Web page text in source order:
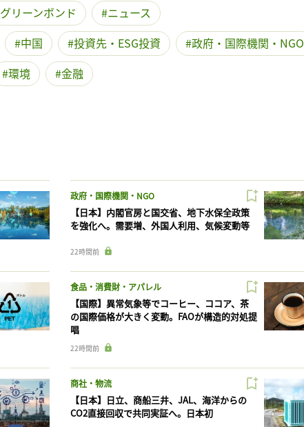
グリーンボンド
ニュース
中国 投資先・ESG投資
政府・国際機関・NGO
環境 金融
政府・国際機関・NGO
【日本】内閣官房と国交省、地下水保全政策
を強化へ。需要増、外国人利用、気候変動等
22時間前
食品・消費財・アパレル
【国際】異常気象等でコーヒー、ココア、茶
の国際価格が大きく変動。FAOが構造的対処提
唱
22時間前
商社・物流
【日本】日立、商船三井、JAL、海洋からの
CO2直接回収で共同実証へ。日本初